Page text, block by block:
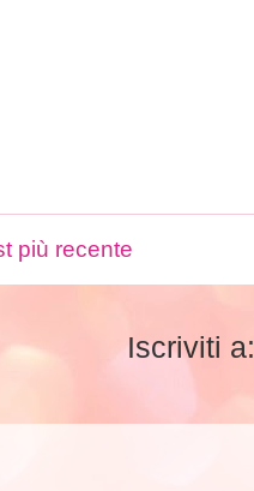
più recente
Iscriviti a: